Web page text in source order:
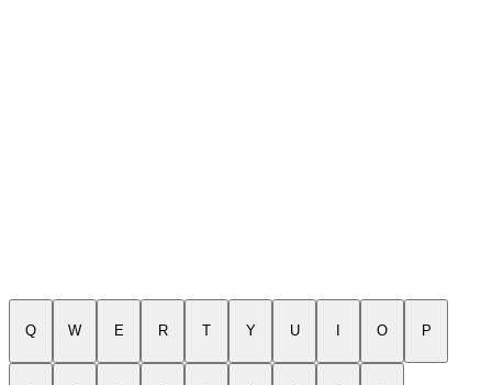
Q W E R T Y U O P